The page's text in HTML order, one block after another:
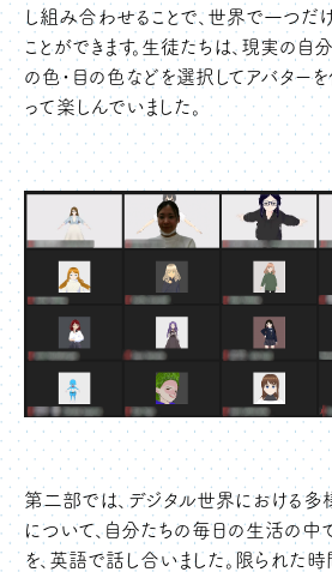
し組み合わせることで、世界で一つだ
ことができます。生徒たちは、現実の自
の色・目の色などを選択してアバター
って楽しんでいました。
第二部では、デジタル世界における多
について、自分たちの毎日の生活の中
を、英語で話し合いました。限られた時